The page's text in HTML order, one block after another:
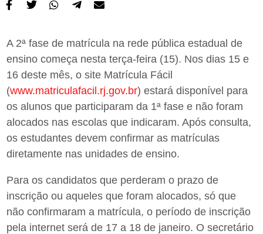
A 2ª fase de matrícula na rede pública estadual de
ensino começa nesta terça-feira (15). Nos dias 15 e
16 deste mês, o site Matrícula Fácil
(www.matriculafacil.rj.gov.br) estará disponível para
os alunos que participaram da 1ª fase e não foram
alocados nas escolas que indicaram. Após consulta,
os estudantes devem confirmar as matrículas
diretamente nas unidades de ensino.
Para os candidatos que perderam o prazo de
inscrição ou aqueles que foram alocados, só que
não confirmaram a matrícula, o período de inscrição
pela internet será de 17 a 18 de janeiro. O secretário